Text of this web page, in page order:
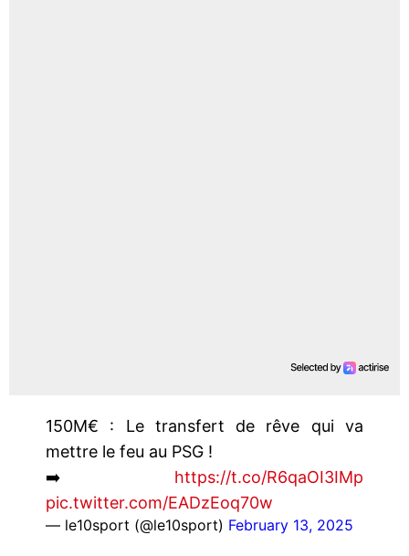
150M€ : Le transfert de rêve qui va
mettre le feu au PSG !
➡️ https://t.co/R6qaOI3IMp
pic.twitter.com/EADzEoq70w
— le10sport (@le10sport) February 13, 2025